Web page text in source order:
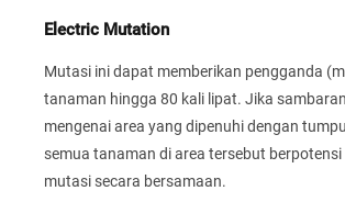
Electric Mutation
Mutasi ini dapat memberikan pengganda
tanaman hingga 80 kali lipat. Jika
mengenai area yang dipenuhi dengan
semua tanaman di area tersebut
mutasi secara bersamaan.